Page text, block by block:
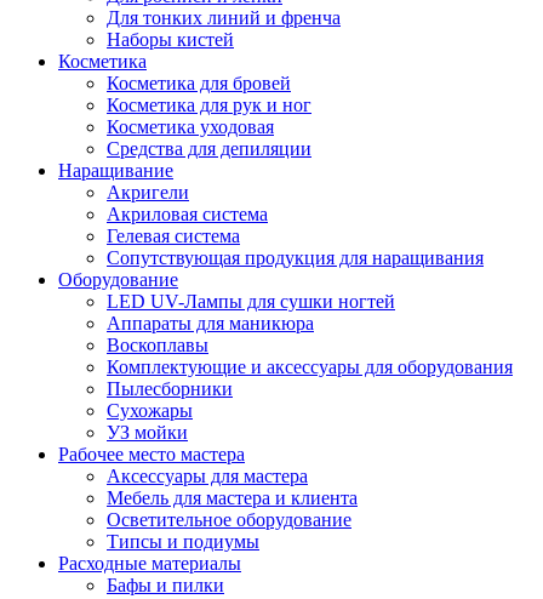
Для тонких линий и френча
Наборы кистей
Косметика
Косметика для бровей
Косметика для рук и ног
Косметика уходовая
Средства для депиляции
Наращивание
Акригели
Акриловая система
Гелевая система
Сопутствующая продукция для наращивания
Оборудование
LED UV-Лампы для сушки ногтей
Аппараты для маникюра
Воскоплавы
Комплектующие и аксессуары для оборудования
Пылесборники
Сухожары
УЗ мойки
Рабочее место мастера
Аксессуары для мастера
Мебель для мастера и клиента
Осветительное оборудование
Типсы и подиумы
Расходные материалы
Бафы и пилки